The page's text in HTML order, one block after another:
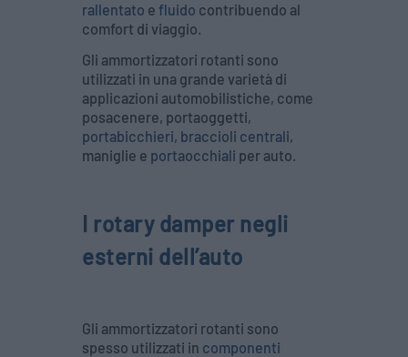
rallentato e fluido contribuendo al
comfort di viaggio.
Gli ammortizzatori rotanti sono
utilizzati in una grande varietà di
applicazioni automobilistiche, come
posacenere, portaoggetti,
portabicchieri, braccioli centrali,
maniglie e portaocchiali per auto.
I rotary damper negli
esterni dell’auto
Gli ammortizzatori rotanti sono
spesso utilizzati in componenti